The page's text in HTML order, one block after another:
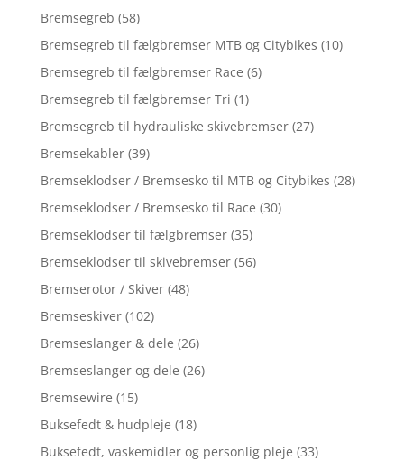
Bremsegreb (58)
Bremsegreb til fælgbremser MTB og Citybikes (10)
Bremsegreb til fælgbremser Race (6)
Bremsegreb til fælgbremser Tri (1)
Bremsegreb til hydrauliske skivebremser (27)
Bremsekabler (39)
Bremseklodser / Bremsesko til MTB og Citybikes (28)
Bremseklodser / Bremsesko til Race (30)
Bremseklodser til fælgbremser (35)
Bremseklodser til skivebremser (56)
Bremserotor / Skiver (48)
Bremseskiver (102)
Bremseslanger & dele (26)
Bremseslanger og dele (26)
Bremsewire (15)
Buksefedt & hudpleje (18)
Buksefedt, vaskemidler og personlig pleje (33)